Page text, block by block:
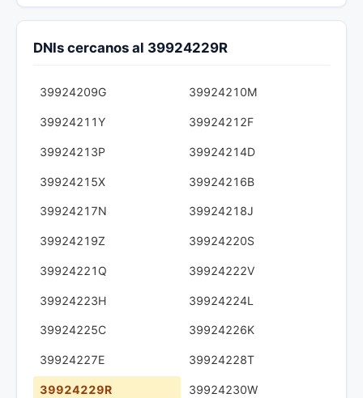
DNIs cercanos al 39924229R
39924209G 39924210M
39924211Y 39924212F
39924213P 39924214D
39924215X 39924216B
39924217N 39924218J
39924219Z 39924220S
39924221Q 39924222V
39924223H 39924224L
39924225C 39924226K
39924227E 39924228T
39924229R 39924230W